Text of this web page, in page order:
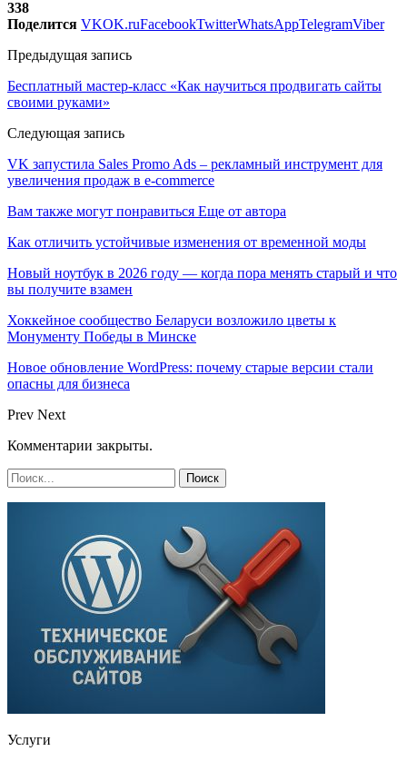
338
Поделится VKOK.ruFacebookTwitterWhatsAppTelegramViber
Предыдущая запись
Бесплатный мастер-класс «Как научиться продвигать сайты
своими руками»
Следующая запись
VK запустила Sales Promo Ads – рекламный инструмент для
увеличения продаж в e-commerce
Вам также могут понравиться Еще от автора
Как отличить устойчивые изменения от временной моды
Новый ноутбук в 2026 году — когда пора менять старый и что
вы получите взамен
Хоккейное сообщество Беларуси возложило цветы к
Монументу Победы в Минске
Новое обновление WordPress: почему старые версии стали
опасны для бизнеса
Prev Next
Комментарии закрыты.
Услуги